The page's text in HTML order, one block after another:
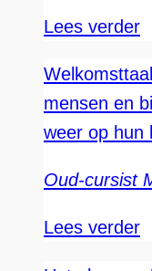
Lees verder
mensen en
weer op hun
Oud-cursist
Lees verder